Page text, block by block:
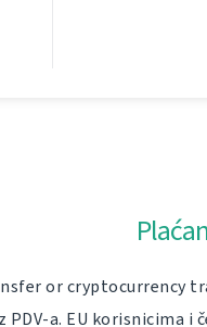
or cryptocurrency
a. EU korisnicima